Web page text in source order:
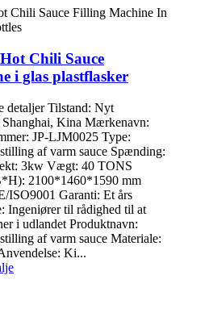
Chili Sauce
i glas plastflasker
detaljer Tilstand: Nyt
Shanghai, Kina Mærkenavn:
JP-LJM0025 Type:
af varm sauce Spænding:
3kw Vægt: 40 TONS
2100*1460*1590 mm
ISO9001 Garanti: Et års
Ingeniører til rådighed til at
i udlandet Produktnavn:
af varm sauce Materiale:
Ki...